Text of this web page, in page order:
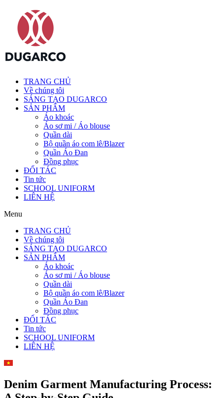
TRANG CHỦ
Về chúng tôi
SÁNG TẠO DUGARCO
SẢN PHẨM
Áo khoác
Áo sơ mi / Áo blouse
Quần dài
Bộ quần áo com lê/Blazer
Quần Áo Đan
Đồng phục
ĐỐI TÁC
Tin tức
SCHOOL UNIFORM
LIÊN HỆ
Menu
TRANG CHỦ
Về chúng tôi
SÁNG TẠO DUGARCO
SẢN PHẨM
Áo khoác
Áo sơ mi / Áo blouse
Quần dài
Bộ quần áo com lê/Blazer
Quần Áo Đan
Đồng phục
ĐỐI TÁC
Tin tức
SCHOOL UNIFORM
LIÊN HỆ
Denim Garment Manufacturing Process: